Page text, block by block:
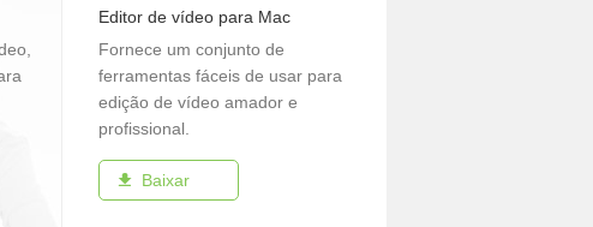
Editor de vídeo para Mac
Fornece um conjunto de
ferramentas fáceis de usar para
edição de vídeo amador e
profissional.
Baixar